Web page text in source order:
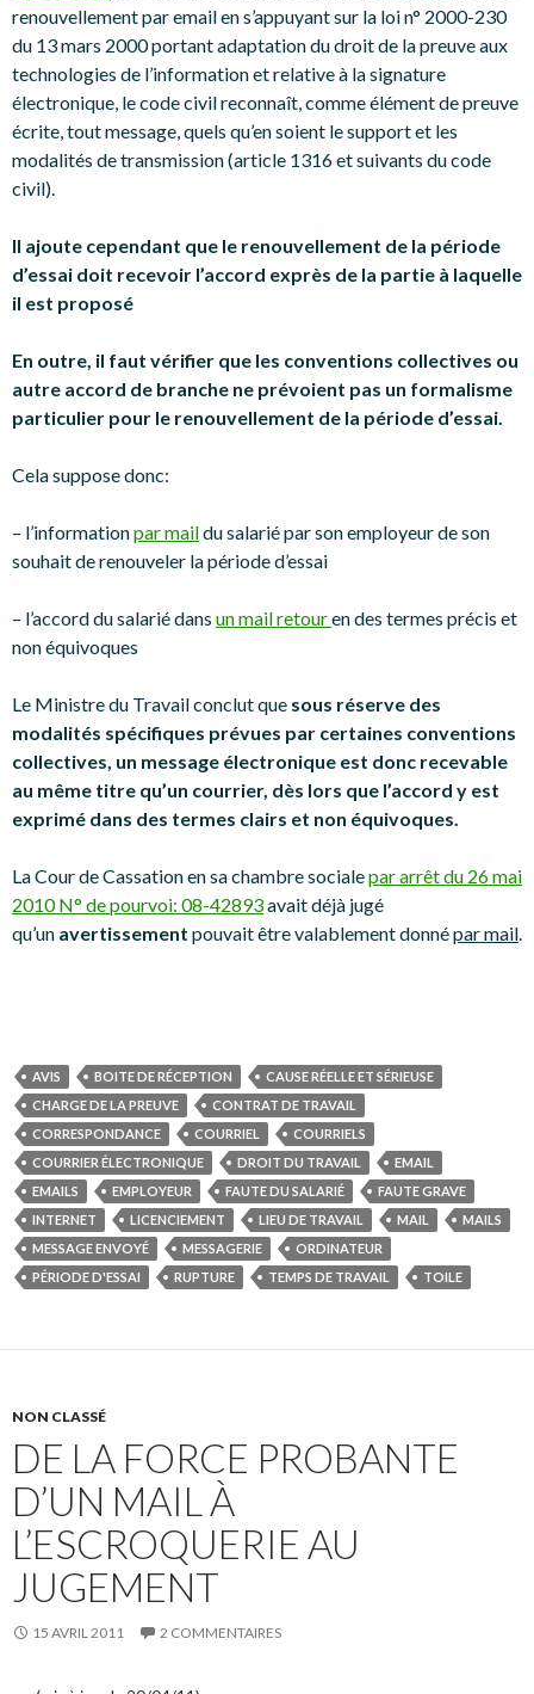
renouvellement par email en s’appuyant sur la loi n° 2000-230
du 13 mars 2000 portant adaptation du droit de la preuve aux
technologies de l’information et relative à la signature
électronique, le code civil reconnaît, comme élément de preuve
écrite, tout message, quels qu’en soient le support et les
modalités de transmission (article 1316 et suivants du code
civil).
Il ajoute cependant que le renouvellement de la période
d’essai doit recevoir l’accord exprès de la partie à laquelle
il est proposé
En outre, il faut vérifier que les conventions collectives ou
autre accord de branche ne prévoient pas un formalisme
particulier pour le renouvellement de la période d’essai.
Cela suppose donc:
– l’informationpar maildu salarié par son employeur de son
souhait de renouveler la période d’essai
– l’accord du salarié dans un mail retouren des termes précis et
non équivoques
Le Ministre du Travail conclut que sous réserve des
modalités spécifiques prévues par certaines conventions
collectives, un message électronique est donc recevable
au même titre qu’un courrier, dès lors que l’accord y est
exprimé dans des termes clairs et non équivoques.
La Cour de Cassation en sa chambre socialepar arrêt du 26 mai
2010 N° de pourvoi: 08-42893avait déjà jugé
qu’un avertissement pouvait être valablement donnépar mail.
AVIS BOITE DE RÉCEPTION
CAUSE RÉELLE ET SÉRIEUSE
CHARGE DE LA PREUVE
CONTRAT DE TRAVAIL
CORRESPONDANCE
COURRIEL
COURRIELS
COURRIER ÉLECTRONIQUE
DROIT DU TRAVAIL
EMAIL
EMAILS
EMPLOYEUR FAUTE DU SALARIÉ
FAUTE GRAVE
INTERNET
LICENCIEMENT LIEU DE TRAVAIL MAIL
MAILS
MESSAGE ENVOYÉ
MESSAGERIE
ORDINATEUR
PÉRIODE D'ESSAI
RUPTURE TEMPS DE TRAVAIL TOILE
NON CLASSÉ
DE LA FORCE PROBANTE
D’UN MAIL À
L’ESCROQUERIE AU
JUGEMENT
15 AVRIL 2011 2 COMMENTAIRES